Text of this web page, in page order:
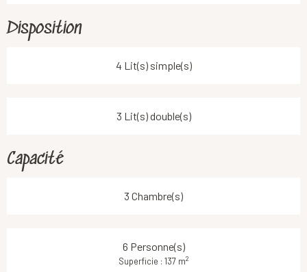
Disposition
4 Lit(s) simple(s)
3 Lit(s) double(s)
Capacité
3 Chambre(s)
6 Personne(s)
Superficie : 137 m2